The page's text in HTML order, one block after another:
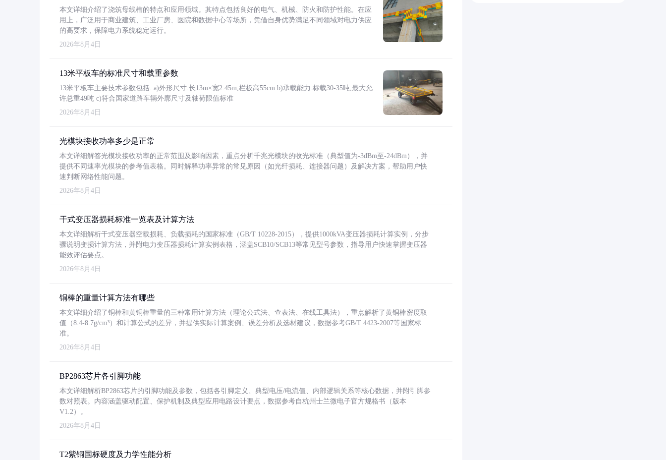
本文详细介绍了浇筑母线槽的特点和应用领域。其特点包括良好的电气、机械、防火和防护性能。在应
用上，广泛用于商业建筑、工业厂房、医院和数据中心等场所，凭借自身优势满足不同领域对电力供应
的高要求，保障电力系统稳定运行。
2026年8月4日
13米平板车的标准尺寸和载重参数
13米平板车主要技术参数包括: a)外形尺寸:长13m×宽2.45m,栏板高55cm b)承载能力:标载30-35吨,最大允
许总重49吨 c)符合国家道路车辆外廓尺寸及轴荷限值标准
2026年8月4日
光模块接收功率多少是正常
本文详细解答光模块接收功率的正常范围及影响因素，重点分析千兆光模块的收光标准（典型值为-3dBm至-24dBm），并
提供不同速率光模块的参考值表格。同时解释功率异常的常见原因（如光纤损耗、连接器问题）及解决方案，帮助用户快
速判断网络性能问题。
2026年8月4日
干式变压器损耗标准一览表及计算方法
本文详细解析干式变压器空载损耗、负载损耗的国家标准（GB/T 10228-2015），提供1000kVA变压器损耗计算实例，分步
骤说明变损计算方法，并附电力变压器损耗计算实例表格，涵盖SCB10/SCB13等常见型号参数，指导用户快速掌握变压器
能效评估要点。
2026年8月4日
铜棒的重量计算方法有哪些
本文详细介绍了铜棒和黄铜棒重量的三种常用计算方法（理论公式法、查表法、在线工具法），重点解析了黄铜棒密度取
值（8.4-8.7g/cm³）和计算公式的差异，并提供实际计算案例、误差分析及选材建议，数据参考GB/T 4423-2007等国家标
准。
2026年8月4日
BP2863芯片各引脚功能
本文详细解析BP2863芯片的引脚功能及参数，包括各引脚定义、典型电压/电流值、内部逻辑关系等核心数据，并附引脚参
数对照表。内容涵盖驱动配置、保护机制及典型应用电路设计要点，数据参考自杭州士兰微电子官方规格书（版本
V1.2）。
2026年8月4日
T2紫铜国标硬度及力学性能分析